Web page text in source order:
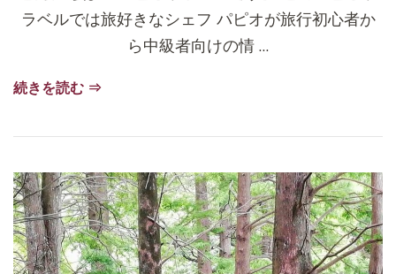
ラベルでは旅好きなシェフ パピオが旅行初心者か
ら中級者向けの情 …
続きを読む ⇒